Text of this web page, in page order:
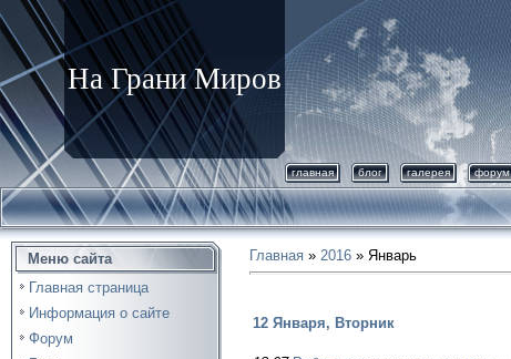
На Грани Миров
главная блог галерея форум
Меню сайта
Главная страница
Информация о сайте
Форум
Главная » 2016 » Январь
12 Января, Вторник